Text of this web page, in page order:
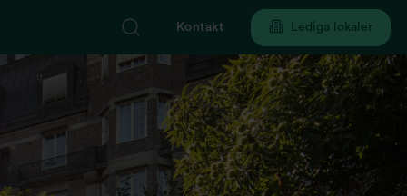
Kontakt Lediga lokaler